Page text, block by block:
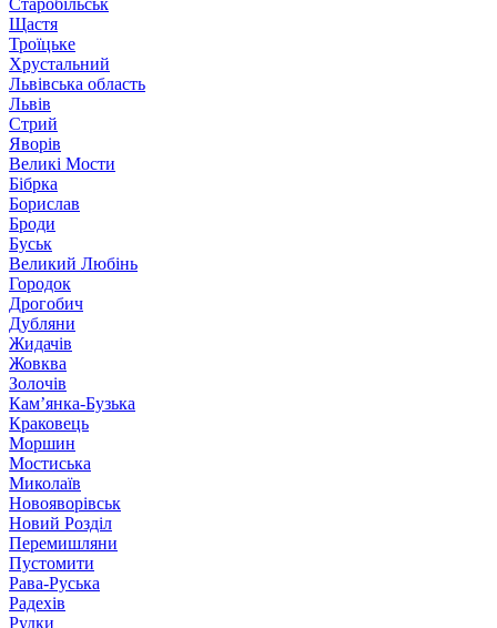
Старобільськ
Щастя
Троїцьке
Хрустальний
Львівська область
Львів
Стрий
Яворів
Великі Мости
Бібрка
Борислав
Броди
Буськ
Великий Любінь
Городок
Дрогобич
Дубляни
Жидачів
Жовква
Золочів
Кам’янка-Бузька
Краковець
Моршин
Мостиська
Миколаїв
Новояворівськ
Новий Розділ
Перемишляни
Пустомити
Рава-Руська
Радехів
Рудки